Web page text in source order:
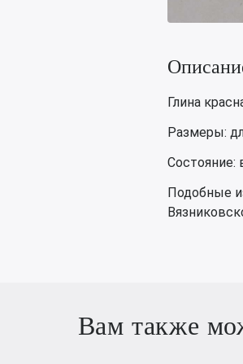
Глина
Размеры:
Состояние:
Подобные
Вам также